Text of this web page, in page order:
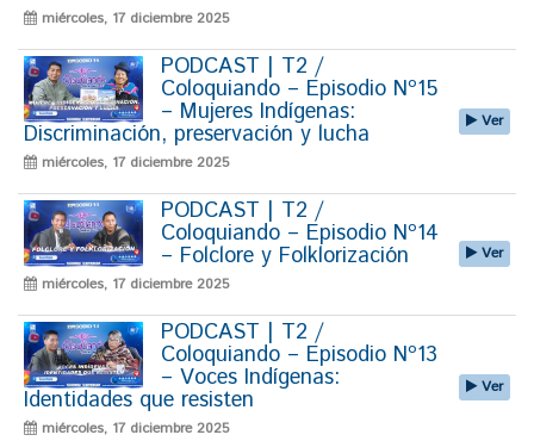
miércoles, 17 diciembre 2025
PODCAST | T2 /
Coloquiando – Episodio Nº15
– Mujeres Indígenas:
Discriminación, preservación y lucha
miércoles, 17 diciembre 2025
Ver
PODCAST | T2 /
Coloquiando – Episodio Nº14
– Folclore y Folklorización
miércoles, 17 diciembre 2025
Ver
PODCAST | T2 /
Coloquiando – Episodio Nº13
– Voces Indígenas:
Identidades que resisten
miércoles, 17 diciembre 2025
Ver